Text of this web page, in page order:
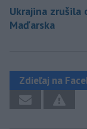
Ukrajina zrušila
Maďarska
Zdieľaj na